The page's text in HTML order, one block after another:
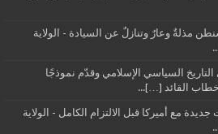
مذلةٌ وعارٌ وتنازلٌ عن السيادة - الولاية
السياسي الإسلامي وقدّم نموذجًا
*خطاب القائد […]...
جديدة مع أميركا قبل الالتزام الكامل - الولاية